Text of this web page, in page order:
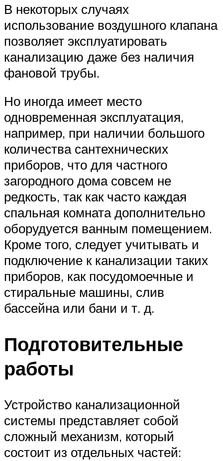
В некоторых случаях
использование воздушного клапана
позволяет эксплуатировать
канализацию даже без наличия
фановой трубы.
Но иногда имеет место
одновременная эксплуатация,
например, при наличии большого
количества сантехнических
приборов, что для частного
загородного дома совсем не
редкость, так как часто каждая
спальная комната дополнительно
оборудуется ванным помещением.
Кроме того, следует учитывать и
подключение к канализации таких
приборов, как посудомоечные и
стиральные машины, слив
бассейна или бани и т. д.
Подготовительные
работы
Устройство канализационной
системы представляет собой
сложный механизм, который
состоит из отдельных частей: